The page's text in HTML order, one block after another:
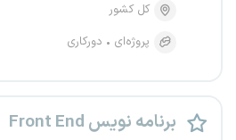
کل کشور
پروژه‌ای
دورکاری
برنامه نویس Front End